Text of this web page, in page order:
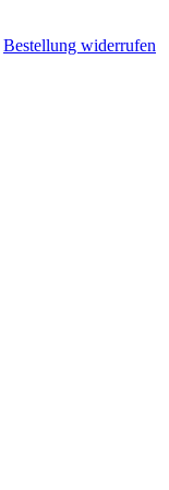
Bestellung widerrufen